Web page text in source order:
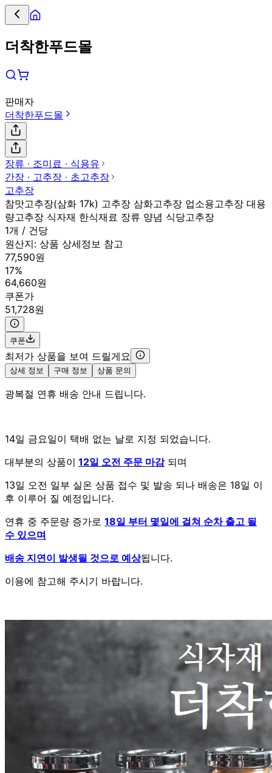
더착한푸드몰
판매자
더착한푸드몰
장류 ∙ 조미료 ∙ 식용유
간장 ∙ 고추장 ∙ 초고추장
고추장
참맛고추장(삼화 17k) 고추장 삼화고추장 업소용고추장 대용
량고추장 식자재 한식재료 장류 양념 식당고추장
1개 / 건당
원산지: 상품 상세정보 참고
77,590원
17%
64,660원
쿠폰가
51,728원
쿠폰
최저가 상품을 보여 드릴게요
상세 정보 구매 정보 상품 문의
광복절 연휴 배송 안내 드립니다.
14일 금요일이 택배 없는 날로 지정 되었습니다.
대부분의 상품이 12일 오전 주문 마감되며
13일 오전 일부 실온 상품 접수 및 발송 되나 배송은 18일 이
후 이루어 질 예정입니다.
연휴 중 주문량 증가로 18일 부터 몇일에 걸쳐 순차 출고 될
수 있으며
배송 지연이 발생될 것으로 예상됩니다.
이용에 참고해 주시기 바랍니다.